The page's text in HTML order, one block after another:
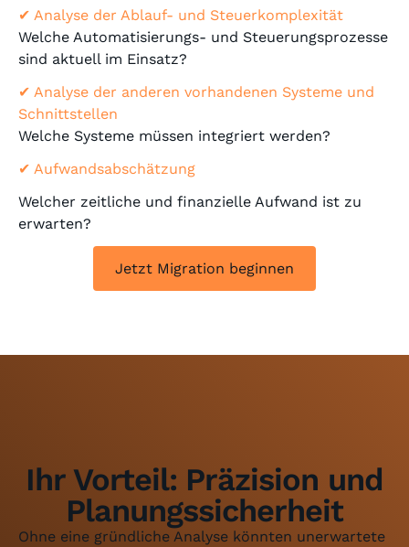
✔ Analyse der Ablauf- und Steuerkomplexität
Welche Automatisierungs- und Steuerungsprozesse
sind aktuell im Einsatz?
✔ Analyse der anderen vorhandenen Systeme und
Schnittstellen
Welche Systeme müssen integriert werden?
✔ Aufwandsabschätzung
Welcher zeitliche und finanzielle Aufwand ist zu
erwarten?
Jetzt Migration beginnen
Ihr Vorteil: Präzision und
Planungssicherheit
Ohne eine gründliche Analyse könnten unerwartete